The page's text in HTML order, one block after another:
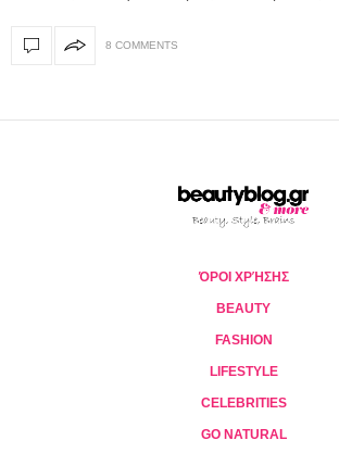
8 COMMENTS
ΌΡΟΙ ΧΡΉΣΗΣ
BEAUTY
FASHION
LIFESTYLE
CELEBRITIES
GO NATURAL